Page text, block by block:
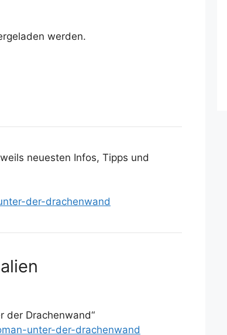
werden.
neuesten Infos, Tipps und
der-drachenwand
der Drachenwand“
unter-der-drachenwand